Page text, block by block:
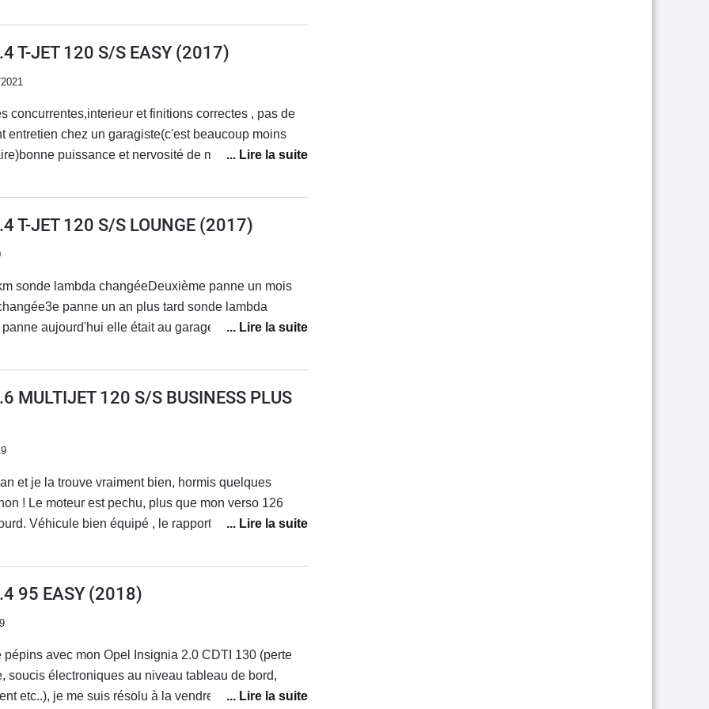
choses négatives à relever, (accueil, sav et suivi
ainsi...il faudra beaucoup plus que de belles auto
pas cher.Je conseil, en tout cas pour le moment.
T-JET 120 S/S EASY (2017)
concurrentes,interieur et finitions correctes , pas de
entretien chez un garagiste(c'est beaucoup moins
puissance et nervosité de moteur mais une
ce qui fait une perte de volume quand vous voulez
final une bonne voitue dans l'ensemble
T-JET 120 S/S LOUNGE (2017)
sonde lambda changéeDeuxième panne un mois
panne un an plus tard sonde lambda
aujourd'hui elle était au garage il y a un mois
de prendre la voiture car son
MULTIJET 120 S/S BUSINESS PLUS
hormis quelques
! Le moteur est pechu, plus que mon verso 126
Véhicule bien équipé , le rapport qualité - prix est
ans environ! Bravo Fiat, sortez la en hybride.
95 EASY (2018)
avec mon Opel Insignia 2.0 CDTI 130 (perte
soucis électroniques au niveau tableau de bord,
etc..), je me suis résolu à la vendre pour